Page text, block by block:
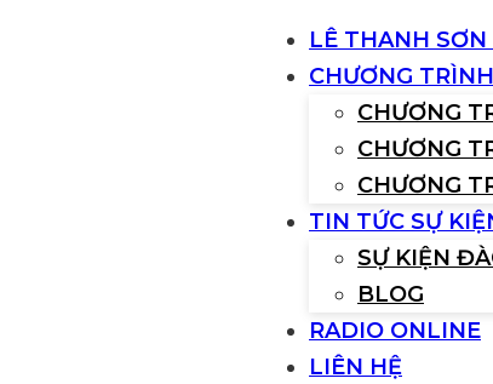
LÊ THANH SƠN
CHƯƠNG TRÌNH
CHƯƠNG
CHƯƠNG
CHƯƠNG
TIN TỨC SỰ
SỰ KIỆN
BLOG
RADIO ONLINE
LIÊN HỆ